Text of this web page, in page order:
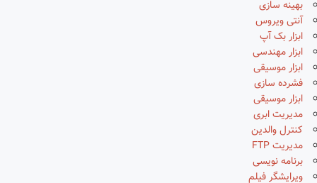
بهینه سازی
آنتی ویروس
ابزار بک آپ
ابزار مهندسی
ابزار موسیقی
فشرده سازی
ابزار موسیقی
مدیریت ابری
کنترل والدین
مدیریت FTP
برنامه نویسی
ویرایشگر فیلم